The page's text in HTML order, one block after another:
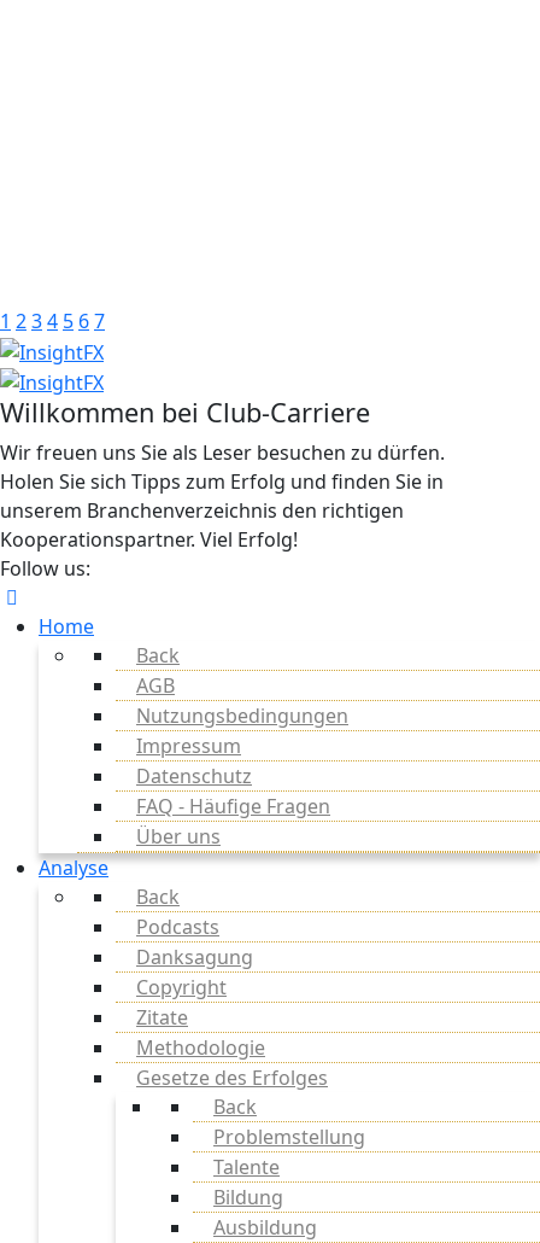
1 234 5 67
Willkommen bei Club-Carriere
Wir freuen uns Sie als Leser besuchen zu dürfen.
Holen Sie sich Tipps zum Erfolg und finden Sie in
unserem Branchenverzeichnis den richtigen
Kooperationspartner. Viel Erfolg!
Follow us:
Home
Back
AGB
Nutzungsbedingungen
Impressum
Datenschutz
FAQ - Häufige Fragen
Über uns
Analyse
Back
Podcasts
Danksagung
Copyright
Zitate
Methodologie
Gesetze des Erfolges
Back
Problemstellung
Talente
Bildung
Ausbildung